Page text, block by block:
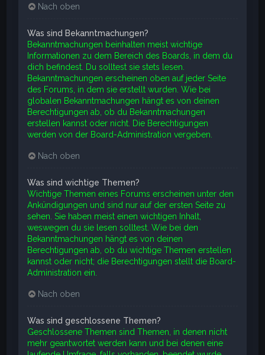
Nach oben
Was sind Bekanntmachungen?
Bekanntmachungen beinhalten meist wichtige
Informationen zu dem Bereich des Boards, in dem du
dich befindest. Du solltest sie stets lesen.
Bekanntmachungen erscheinen oben auf jeder Seite
des Forums, in dem sie erstellt wurden. Wie bei
globalen Bekanntmachungen hängt es von deinen
Berechtigungen ab, ob du Bekanntmachungen
erstellen kannst oder nicht. Die Berechtigungen
werden von der Board-Administration vergeben.
Nach oben
Was sind wichtige Themen?
Wichtige Themen eines Forums erscheinen unter den
Ankündigungen und sind nur auf der ersten Seite zu
sehen. Sie haben meist einen wichtigen Inhalt,
weswegen du sie lesen solltest. Wie bei den
Bekanntmachungen hängt es von deinen
Berechtigungen ab, ob du wichtige Themen erstellen
kannst oder nicht; die Berechtigungen stellt die Board-
Administration ein.
Nach oben
Was sind geschlossene Themen?
Geschlossene Themen sind Themen, in denen nicht
mehr geantwortet werden kann und bei denen eine